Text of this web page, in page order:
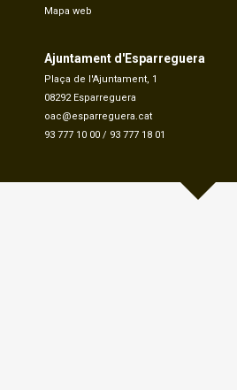
Mapa web
Ajuntament d'Esparreguera
Plaça de l'Ajuntament, 1
08292 Esparreguera
oac@esparreguera.cat
93 777 10 00 / 93 777 18 01